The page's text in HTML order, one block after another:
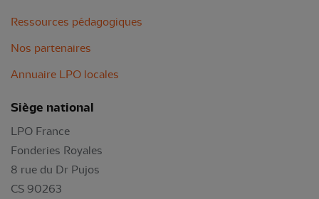
Ressources pédagogiques
Nos partenaires
Annuaire LPO locales
Siège national
LPO France
Fonderies Royales
8 rue du Dr Pujos
CS 90263